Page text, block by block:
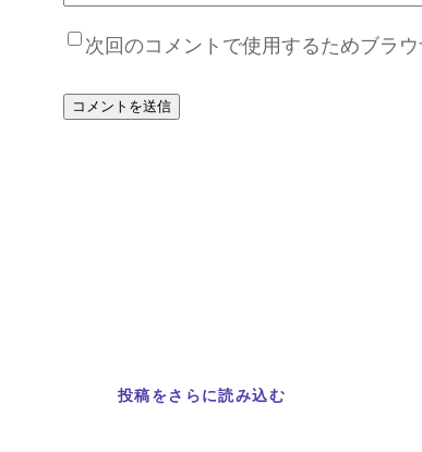
次回のコメントで使用するためブラ
投稿をさらに読み込む